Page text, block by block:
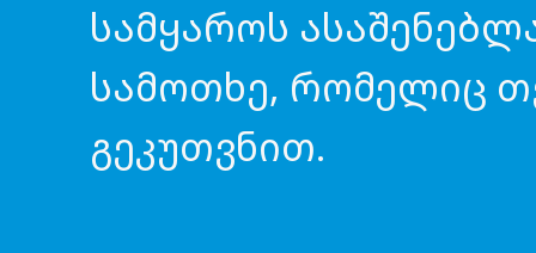
სამყაროს
სამოთხე, რომელიც
გეკუთვნით.